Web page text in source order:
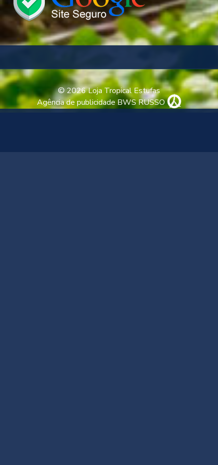
© 2026 Loja Tropical Estufas
Agência de publicidade BWS RUSSO